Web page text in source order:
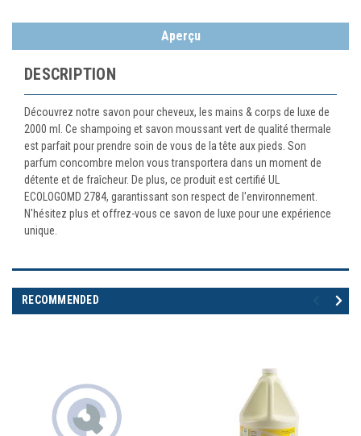
Aperçu
DESCRIPTION
Découvrez notre savon pour cheveux, les mains & corps de luxe de
2000 ml. Ce shampoing et savon moussant vert de qualité thermale
est parfait pour prendre soin de vous de la tête aux pieds. Son
parfum concombre melon vous transportera dans un moment de
détente et de fraîcheur. De plus, ce produit est certifié UL
ECOLOGOMD 2784, garantissant son respect de l'environnement.
N'hésitez plus et offrez-vous ce savon de luxe pour une expérience
unique.
RECOMMENDED